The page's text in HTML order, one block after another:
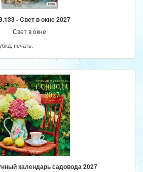
- Свет в окне 2027
Свет в окне
печать.
календарь садовода 2027